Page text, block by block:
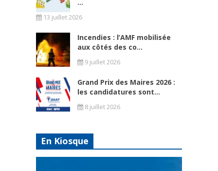
...
13 juillet 2026
Incendies : l’AMF mobilisée
aux côtés des co...
9 juillet 2026
Grand Prix des Maires 2026 :
les candidatures sont...
8 juillet 2026
En Kiosque